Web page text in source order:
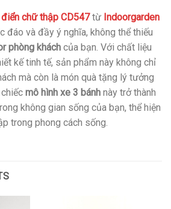
chữ thập CD547từ Indoorgarden
đáo và đầy ý nghĩa, không thể thiếu
phòng khách của bạn. Với chất liệu
kế tinh tế, sản phẩm này không chỉ
mà còn là món quà tặng lý tưởng
mô hình xe 3 bánh này trở thành
không gian sống của bạn, thể hiện
trong phong cách sống.